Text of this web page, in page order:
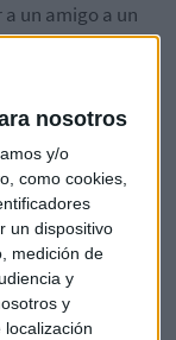
nosotros
y/o
como cookies,
un dispositivo
medición de
y
y
un amigo a un
otros, o pagar
debemos
o después de
como
que se
también nos
y la no
el dolor de